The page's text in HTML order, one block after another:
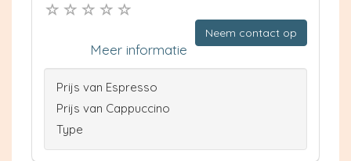
Neem contact op
Meer informatie
Prijs van Espresso
Prijs van Cappuccino
Type